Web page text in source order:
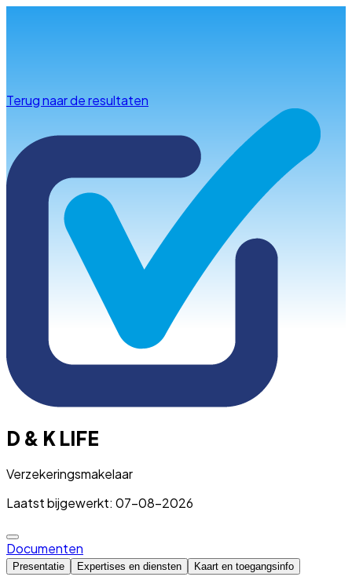
Terug naar de resultaten
D & K LIFE
Verzekeringsmakelaar
Laatst bijgewerkt: 07-08-2026
Documenten
Presentatie Expertises en diensten Kaart en toegangsinfo